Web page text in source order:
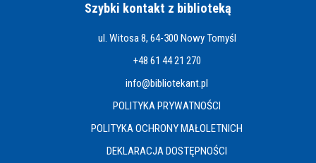
Szybki kontakt z biblioteką
ul. Witosa 8, 64-300 Nowy Tomyśl
+48 61 44 21 270
info@bibliotekant.pl
POLITYKA PRYWATNOŚCI
POLITYKA OCHRONY MAŁOLETNICH
DEKLARACJA DOSTĘPNOŚCI